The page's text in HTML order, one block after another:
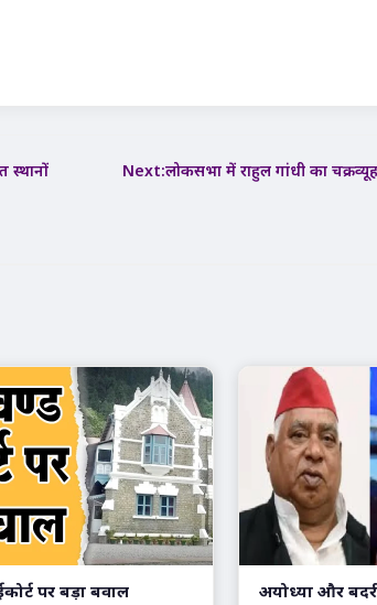
स्थानों
Next:लोकसभा में राहुल गांधी का चक्रव्यूह
पर बड़ा बवाल अयोध्या और